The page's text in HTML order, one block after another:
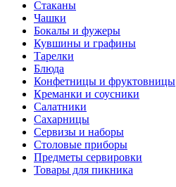
Стаканы
Чашки
Бокалы и фужеры
Кувшины и графины
Тарелки
Блюда
Конфетницы и фруктовницы
Креманки и соусники
Салатники
Сахарницы
Сервизы и наборы
Столовые приборы
Предметы сервировки
Товары для пикника